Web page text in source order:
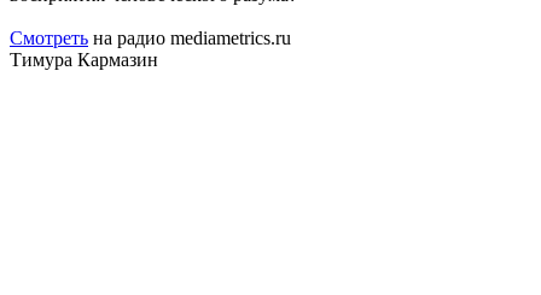
Смотреть на радио mediametrics.ru
Тимура Кармазин